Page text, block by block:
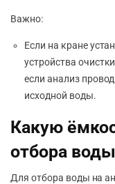
Важно:
Если на кране
устройства
если анализ
исходной воды.
Какую
отбора воды
Для отбора воды на